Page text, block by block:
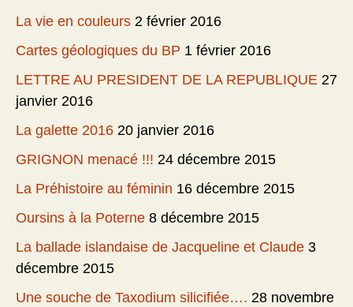
La vie en couleurs 2 février 2016
Cartes géologiques du BP 1 février 2016
LETTRE AU PRESIDENT DE LA REPUBLIQUE 27
janvier 2016
La galette 2016 20 janvier 2016
GRIGNON menacé !!! 24 décembre 2015
La Préhistoire au féminin 16 décembre 2015
Oursins à la Poterne 8 décembre 2015
La ballade islandaise de Jacqueline et Claude 3
décembre 2015
Une souche de Taxodium silicifiée…. 28 novembre